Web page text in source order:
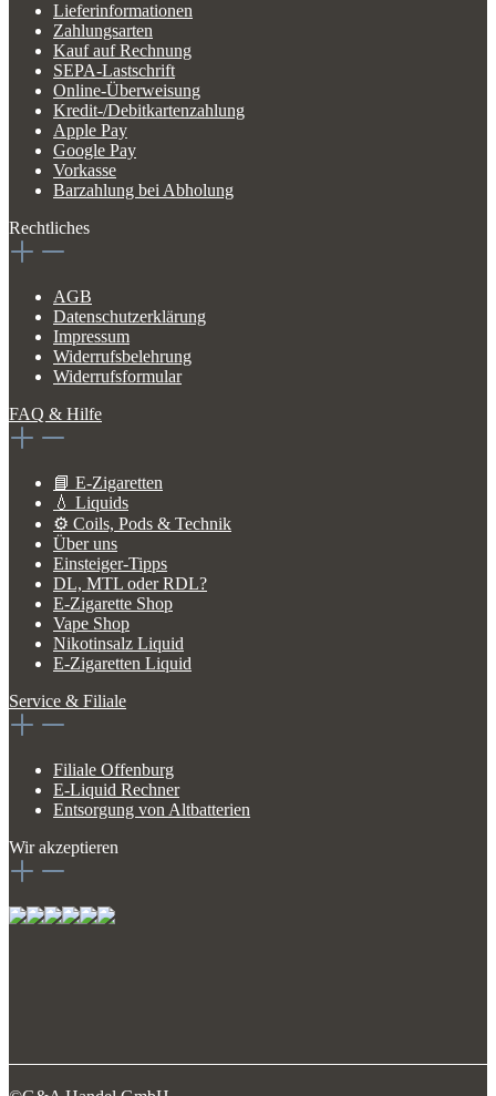
Lieferinformationen
Zahlungsarten
Kauf auf Rechnung
SEPA-Lastschrift
Online-Überweisung
Kredit-/Debitkartenzahlung
Apple Pay
Google Pay
Vorkasse
Barzahlung bei Abholung
Rechtliches
AGB
Datenschutzerklärung
Impressum
Widerrufsbelehrung
Widerrufsformular
FAQ & Hilfe
📘 E-Zigaretten
💧 Liquids
⚙️ Coils, Pods & Technik
Über uns
Einsteiger-Tipps
DL, MTL oder RDL?
E-Zigarette Shop
Vape Shop
Nikotinsalz Liquid
E-Zigaretten Liquid
Service & Filiale
Filiale Offenburg
E-Liquid Rechner
Entsorgung von Altbatterien
Wir akzeptieren